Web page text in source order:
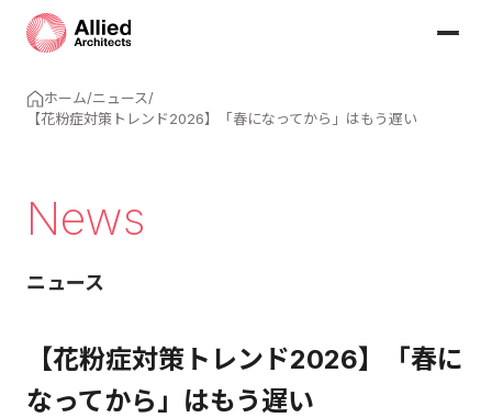
ホーム/ニュース/
【花粉症対策トレンド2026】「春になってから」はもう遅い
News
ニュース
【花粉症対策トレンド2026】「春に
なってから」はもう遅い